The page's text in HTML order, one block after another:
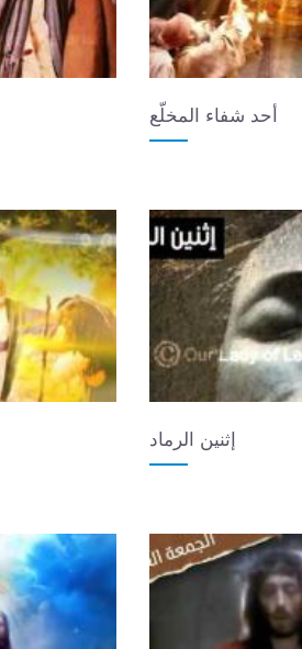
أحد شفاء المخلّع
إثنين الرماد